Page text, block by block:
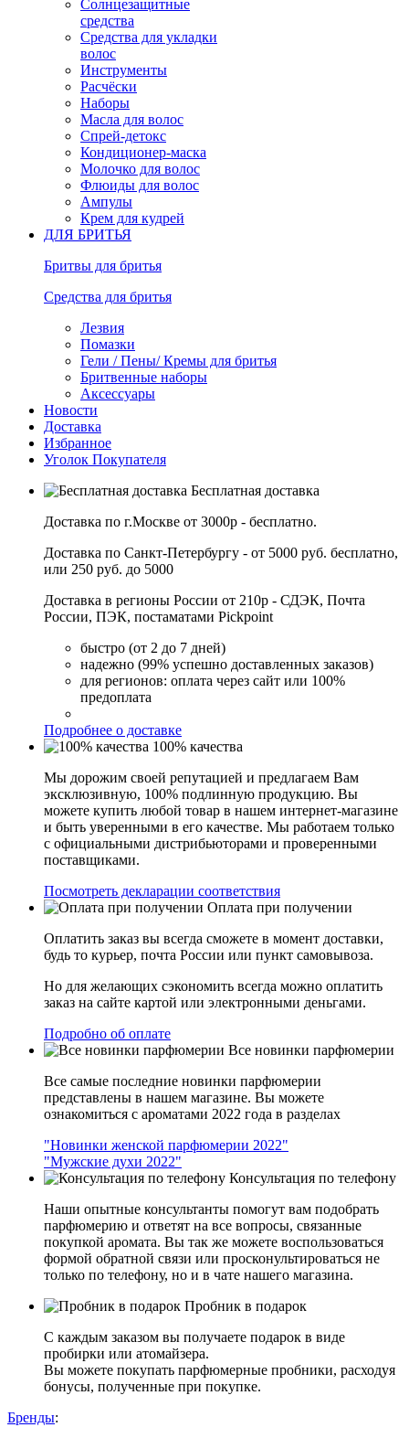
Солнцезащитные
средства
Средства для укладки
волос
Инструменты
Расчёски
Наборы
Масла для волос
Спрей-детокс
Кондиционер-маска
Молочко для волос
Флюиды для волос
Ампулы
Крем для кудрей
ДЛЯ БРИТЬЯ
Бритвы для бритья
Средства для бритья
Лезвия
Помазки
Гели / Пены/ Кремы для бритья
Бритвенные наборы
Аксессуары
Новости
Доставка
Избранное
Уголок Покупателя
Бесплатная доставка
Доставка по г.Москве от 3000р - бесплатно.
Доставка по Санкт-Петербургу - от 5000 руб. бесплатно,
или 250 руб. до 5000
Доставка в регионы России от 210р - СДЭК, Почта
России, ПЭК, постаматами Pickpoint
быстро (от 2 до 7 дней)
надежно (99% успешно доставленных заказов)
для регионов: оплата через сайт или 100%
предоплата
Подробнее о доставке
100% качества
Мы дорожим своей репутацией и предлагаем Вам
эксклюзивную, 100% подлинную продукцию. Вы
можете купить любой товар в нашем интернет-магазине
и быть уверенными в его качестве. Мы работаем только
с официальными дистрибьюторами и проверенными
поставщиками.
Посмотреть декларации соответствия
Оплата при получении
Оплатить заказ вы всегда сможете в момент доставки,
будь то курьер, почта России или пункт самовывоза.
Но для желающих сэкономить всегда можно оплатить
заказ на сайте картой или электронными деньгами.
Подробно об оплате
Все новинки парфюмерии
Все самые последние новинки парфюмерии
представлены в нашем магазине. Вы можете
ознакомиться с ароматами 2022 года в разделах
"Новинки женской парфюмерии 2022"
"Мужские духи 2022"
Консультация по телефону
Наши опытные консультанты помогут вам подобрать
парфюмерию и ответят на все вопросы, связанные
покупкой аромата. Вы так же можете воспользоваться
формой обратной связи или просконультироваться не
только по телефону, но и в чате нашего магазина.
Пробник в подарок
С каждым заказом вы получаете подарок в виде
пробирки или атомайзера.
Вы можете покупать парфюмерные пробники, расходуя
бонусы, полученные при покупке.
Бренды: